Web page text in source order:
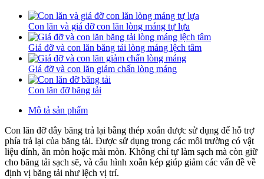
Con lăn và giá đỡ con lăn lòng máng tự lựa
Giá đỡ và con lăn băng tải lòng máng lệch tâm
Giá đỡ và con lăn giảm chấn lòng máng
Con lăn đỡ băng tải
Mô tả sản phẩm
Con lăn đỡ dây băng trả lại bằng thép xoắn được sử dụng để hỗ trợ
phía trả lại của băng tải. Được sử dụng trong các môi trường có vật
liệu dính, ăn mòn hoặc mài mòn. Không chỉ tự làm sạch mà còn giữ
cho băng tải sạch sẽ, và cấu hình xoắn kép giúp giảm các vấn đề về
định vị băng tải như lệch vị trí.